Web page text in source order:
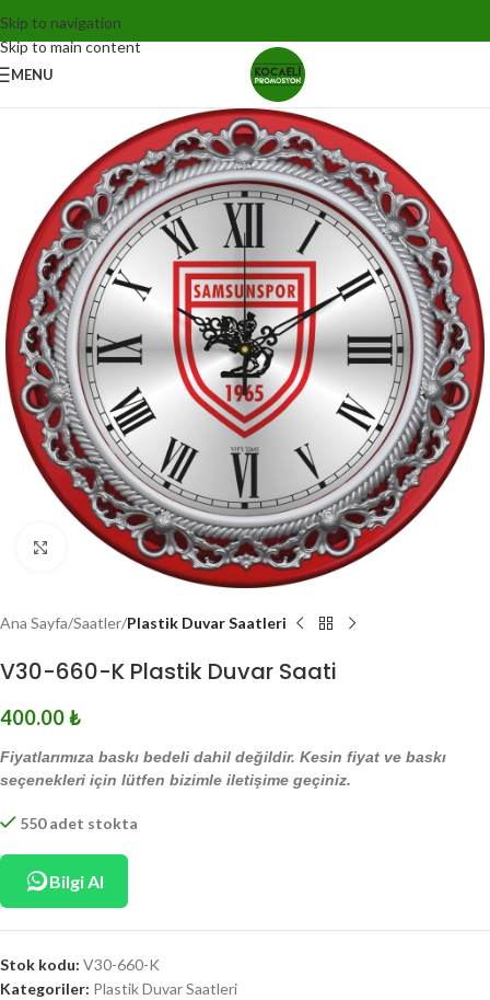
Skip to navigation
Skip to main content
MENU
Click to enlarge
Ana Sayfa Saatler Plastik Duvar Saatleri
V30-660-K Plastik Duvar Saati
400.00₺
Fiyatlarımıza baskı bedeli dahil değildir. Kesin fiyat ve baskı
seçenekleri için lütfen bizimle iletişime geçiniz.
550 adet stokta
Bilgi Al
Stok kodu: V30-660-K
Kategoriler: Plastik Duvar Saatleri